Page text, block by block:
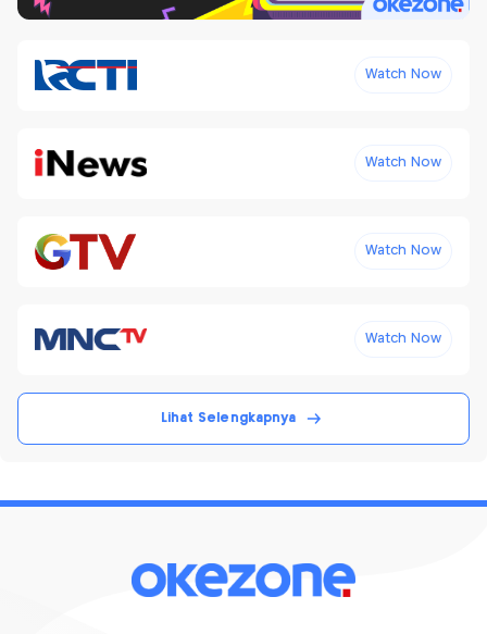
Watch Now
Watch Now
Watch Now
Watch Now
Lihat Selengkapnya